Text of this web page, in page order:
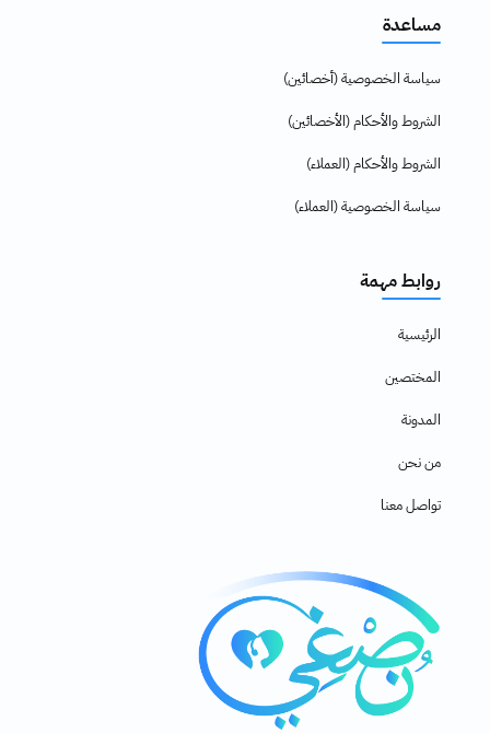
مساعدة
سياسة الخصوصية (أخصائين)
الشروط والأحكام (الأخصائين)
الشروط والأحكام (العملاء)
سياسة الخصوصية (العملاء)
روابط مهمة
الرئيسية
المختصين
المدونة
من نحن
تواصل معنا